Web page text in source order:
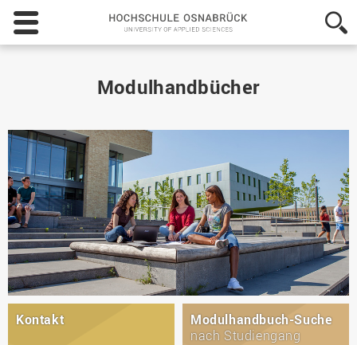
Hochschule
Osnabrück
-
Modulhandbücher
Kontakt
Modulhandbuch-Suche
nach Studiengang